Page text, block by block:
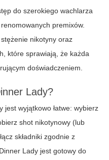
do szerokiego wachlarza
premixów.
nikotyny oraz
które sprawiają, że każda
doświadczeniem.
Lady?
jest wyjątkowo łatwe: wybierz
shot nikotynowy (lub
składniki zgodnie z
Lady jest gotowy do